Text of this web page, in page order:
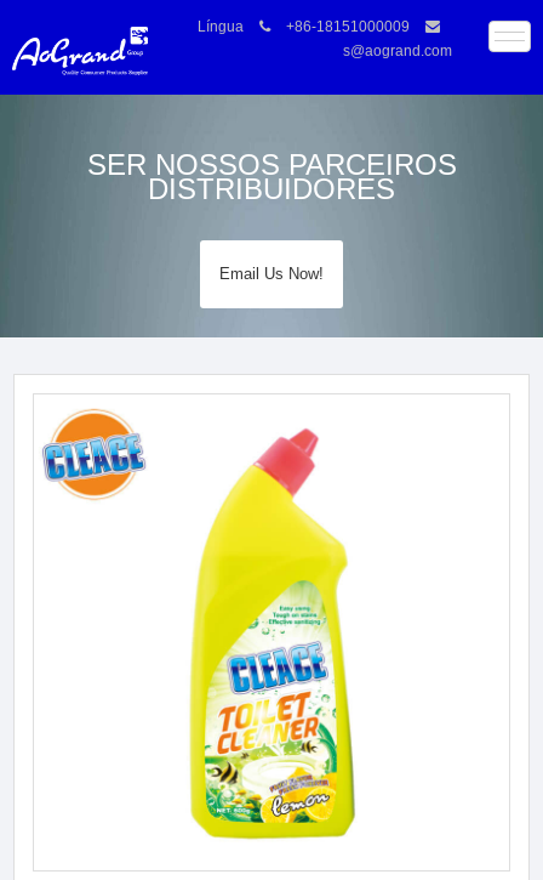
Língua
+86-18151000009
s@aogrand.com
SER NOSSOS PARCEIROS
DISTRIBUIDORES
Email Us Now!